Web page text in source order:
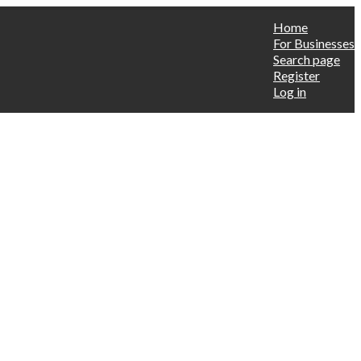
Home
For Businesses
Search page
Register
Log in